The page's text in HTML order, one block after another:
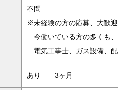
不問
※未経験の方の応募、大歓迎
今働いている方の多くも、
電気工事士、ガス設備、配
あり 3ヶ月